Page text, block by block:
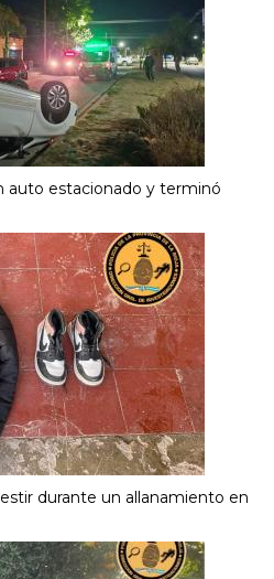
auto estacionado y terminó
durante un allanamiento en